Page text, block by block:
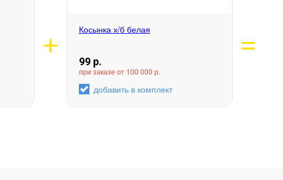
Косынка х/б белая
99р.
при заказе от 100 000 р.
добавить в комплект